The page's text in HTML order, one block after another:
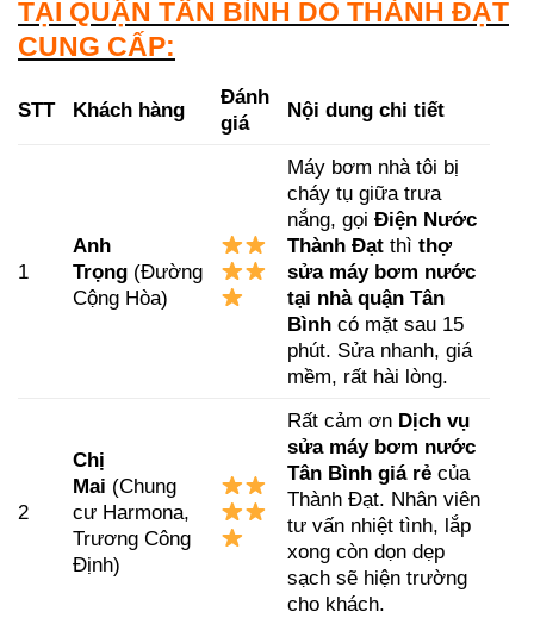
TẠI QUẬN TÂN BÌNH DO THÀNH ĐẠT
CUNG CẤP:
STT Khách hàng
Đánh
giá
Nội dung chi tiết
1
Anh
Trọng (Đường
Cộng Hòa)
Máy bơm nhà tôi bị
cháy tụ giữa trưa
nắng, gọiĐiện Nước
Thành Đạt thìthợ
sửa máy bơm nước
tại nhà quận Tân
Bình có mặt sau 15
phút. Sửa nhanh, giá
mềm, rất hài lòng.
2
Chị
Mai (Chung
cư Harmona,
Trương Công
Định)
Rất cảm ơn Dịch vụ
sửa máy bơm nước
Tân Bình giá rẻ của
Thành Đạt. Nhân viên
tư vấn nhiệt tình, lắp
xong còn dọn dẹp
sạch sẽ hiện trường
cho khách.